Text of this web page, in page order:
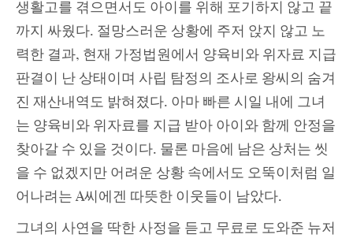
생활고를 겪으면서도 아이를 위해 포기하지 않고 끝
까지 싸웠다. 절망스러운 상황에 주저 앉지 않고 노
력한 결과, 현재 가정법원에서 양육비와 위자료 지급
판결이 난 상태이며 사립 탐정의 조사로 왕씨의 숨겨
진 재산내역도 밝혀졌다. 아마 빠른 시일 내에 그녀
는 양육비와 위자료를 지급 받아 아이와 함께 안정을
찾아갈 수 있을 것이다. 물론 마음에 남은 상처는 씻
을 수 없겠지만 어려운 상황 속에서도 오뚝이처럼 일
어나려는 A씨에겐 따뜻한 이웃들이 남았다.
그녀의 사연을 딱한 사정을 듣고 무료로 도와준 뉴저